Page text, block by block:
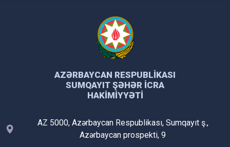
AZƏRBAYCAN RESPUBLIKASI
SUMQAYIT ŞƏHƏR İCRA
HAKIMIYYƏTI
AZ 5000, Azərbaycan Respublikası, Sumqayıt ş.,
Azərbaycan prospekti, 9